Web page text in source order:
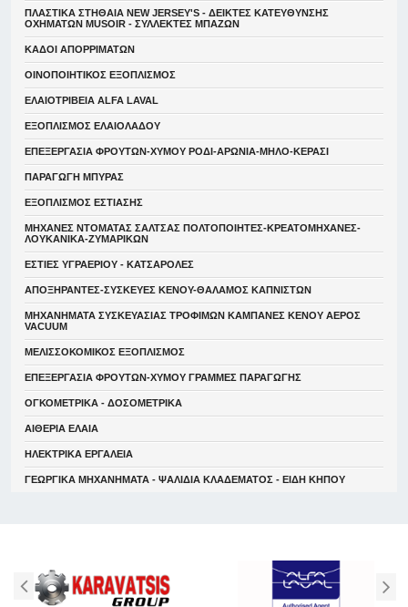
ΠΛΑΣΤΙΚΑ ΣΤΗΘΑΙΑ NEW JERSEY'S - ΔΕΙΚΤΕΣ ΚΑΤΕΥΘYΝΣΗΣ
ΟΧΗΜΑΤΩΝ MUSOIR - ΣΥΛΛΕΚΤΕΣ ΜΠΑΖΩΝ
ΚΑΔΟΙ ΑΠΟΡΡΙΜΑΤΩΝ
ΟΙΝΟΠΟΙΗΤΙΚΟΣ ΕΞΟΠΛΙΣΜΟΣ
ΕΛΑΙΟΤΡΙΒΕΙΑ ALFA LAVAL
ΕΞΟΠΛΙΣΜΟΣ ΕΛΑΙΟΛΑΔΟΥ
ΕΠΕΞΕΡΓΑΣΙΑ ΦΡΟΥΤΩΝ-ΧΥΜΟΥ ΡΟΔΙ-ΑΡΩΝΙΑ-ΜΗΛΟ-ΚΕΡΑΣΙ
ΠΑΡΑΓΩΓΗ ΜΠΥΡΑΣ
ΕΞΟΠΛΙΣΜΟΣ ΕΣΤΙΑΣΗΣ
ΜΗΧΑΝΕΣ ΝΤΟΜΑΤΑΣ ΣΑΛΤΣΑΣ ΠΟΛΤΟΠΟΙΗΤΕΣ-ΚΡΕΑΤΟΜΗΧΑΝΕΣ-
ΛΟΥΚΑΝΙΚΑ-ΖΥΜΑΡΙΚΩΝ
ΕΣΤΙΕΣ ΥΓΡΑΕΡΙΟΥ - ΚΑΤΣΑΡΟΛΕΣ
ΑΠΟΞΗΡΑΝΤΕΣ-ΣΥΣΚΕΥΕΣ ΚΕΝΟΥ-ΘΑΛΑΜΟΣ ΚΑΠΝΙΣΤΩΝ
ΜΗΧΑΝΗΜΑΤΑ ΣΥΣΚΕΥΑΣΙΑΣ ΤΡΟΦΙΜΩΝ ΚΑΜΠΑΝΕΣ ΚΕΝΟΥ ΑΕΡΟΣ
VACUUM
ΜΕΛΙΣΣΟΚΟΜΙΚΟΣ ΕΞΟΠΛΙΣΜΟΣ
ΕΠΕΞΕΡΓΑΣΙΑ ΦΡΟΥΤΩΝ-ΧΥΜΟΥ ΓΡΑΜΜΕΣ ΠΑΡΑΓΩΓΗΣ
ΟΓΚΟΜΕΤΡΙΚΑ - ΔΟΣΟΜΕΤΡΙΚΑ
ΑΙΘΕΡΙΑ ΕΛΑΙΑ
ΗΛΕΚΤΡΙΚΑ ΕΡΓΑΛΕΙΑ
ΓΕΩΡΓΙΚΑ ΜΗΧΑΝΗΜΑΤΑ - ΨΑΛΙΔΙΑ ΚΛΑΔΕΜΑΤΟΣ - ΕΙΔΗ ΚΗΠΟΥ